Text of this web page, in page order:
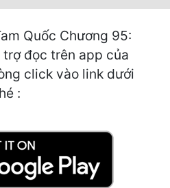
Quốc Chương 95:
đọc trên app của
click vào link dưới
: